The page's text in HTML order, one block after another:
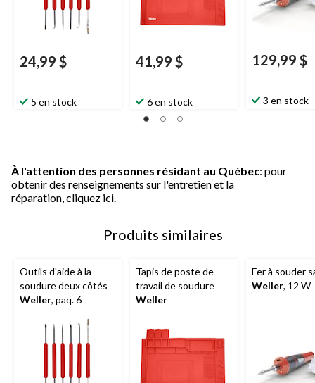
24,99 $
5 en stock
41,99 $
6 en stock
129,99 $
3 en stock
À l'attention des personnes résidant au Québec: pour
obtenir des renseignements sur l'entretien et la
réparation, cliquez ici.
Produits similaires
Outils d'aide à la
soudure deux côtés
Weller, paq. 6
Tapis de poste de
travail de soudure
Weller
Fer à souder
Weller, 12 W